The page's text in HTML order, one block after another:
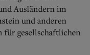
Ausländern im
und anderen
für gesellschaftlichen